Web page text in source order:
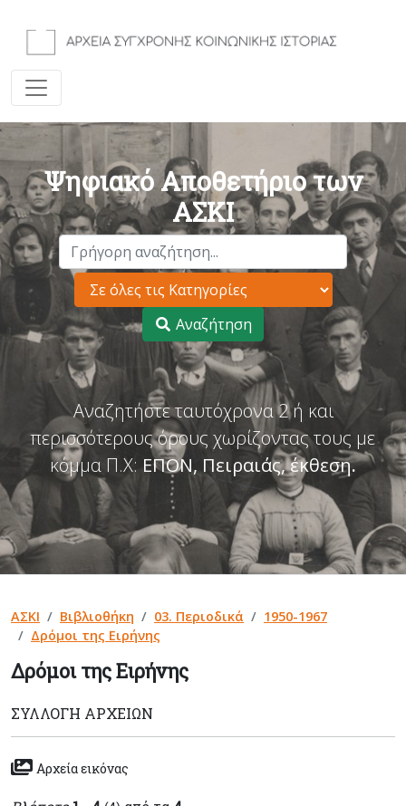
Ψηφιακό Αποθετήριο των
ΑΣΚΙ
Αναζήτηση
Αναζητήστε ταυτόχρονα 2 ή και
περισσότερους όρους χωρίζοντας τους με
κόμμα Π.Χ: ΕΠΟΝ, Πειραιάς, έκθεση.
ΑΣΚΙ Βιβλιοθήκη 03. Περιοδικά
1950-1967
Δρόμοι της Ειρήνης
Δρόμοι της Ειρήνης
ΣΥΛΛΟΓΉ ΑΡΧΕΊΩΝ
Αρχεία εικόνας